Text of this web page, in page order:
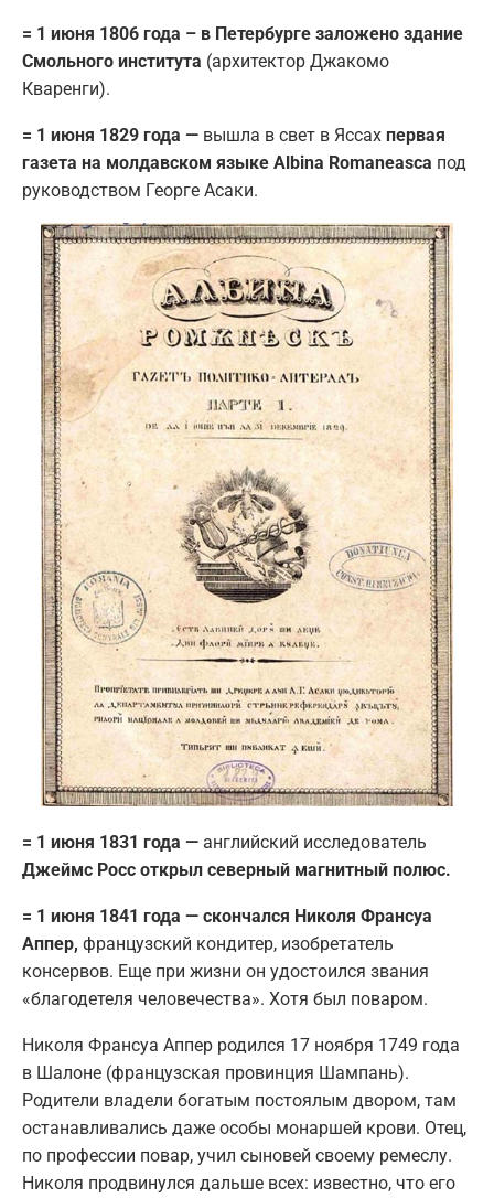
= 1 июня 1806 года – в Петербурге заложено здание
Смольного института (архитектор Джакомо
Кваренги).
= 1 июня 1829 года — вышла в свет в Яссах первая
газета на молдавском языке Albina Romaneasca под
руководством Георге Асаки.
= 1 июня 1831 года — английский исследователь
Джеймс Росс открыл северный магнитный полюс.
= 1 июня 1841 года — скончался Николя Франсуа
Аппер, французский кондитер, изобретатель
консервов. Еще при жизни он удостоился звания
«благодетеля человечества». Хотя был поваром.
Николя Франсуа Аппер родился 17 ноября 1749 года
в Шалоне (французская провинция Шампань).
Родители владели богатым постоялым двором, там
останавливались даже особы монаршей крови. Отец,
по профессии повар, учил сыновей своему ремеслу.
Николя продвинулся дальше всех: известно, что его